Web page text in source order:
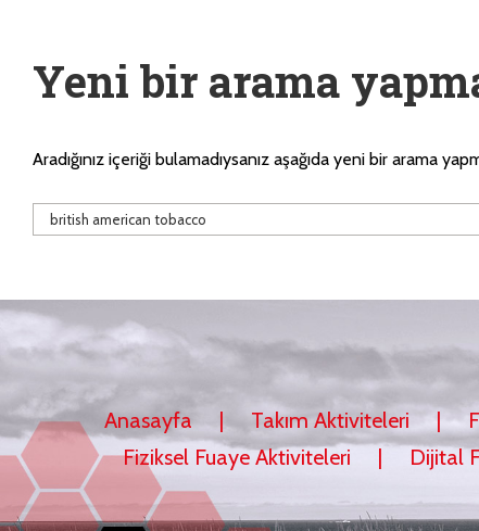
Yeni bir arama
Aradığınız içeriği bulamadıysanız aşağıda yeni bir arama
Anasayfa Takım Aktiviteleri
Fiziksel Fuaye Aktiviteleri
Dijital